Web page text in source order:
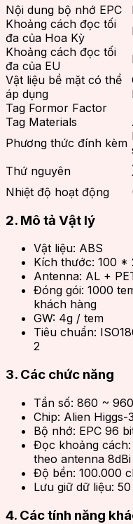
Nội dung bộ nhớ EPC
Khoảng cách đọc tối
đa của Hoa Kỳ
Khoảng cách đọc tối
đa của EU
Vật liệu bề mặt có thể
áp dụng
Tag Formor Factor
Tag Materials
Phương thức đính kèm
Thứ nguyên
Nhiệt độ hoạt động
2. Mô tả Vật lý
Vật liệu: ABS
Kích thước: 100 *
Antenna: AL +
Đóng gói: 1000
khách hàng
GW: 4g / tem
Tiêu chuẩn:
2
3. Các chức năng
Tần số: 860 ~
Chip: Alien Higgs-3
Bộ nhớ: EPC 96
Đọc khoảng
theo antenna
Độ bền: 100.000
Lưu giữ dữ liệu:
4. Các tính năng